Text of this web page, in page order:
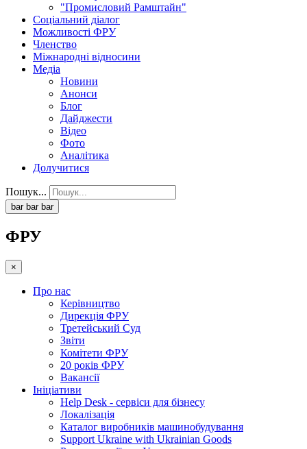
"Промисловий Рамштайн"
Соціальний діалог
Можливості ФРУ
Членство
Міжнародні відносини
Медіа
Новини
Анонси
Блог
Дайджести
Відео
Фото
Аналітика
Долучитися
Пошук...
bar bar bar
ФРУ
×
Про нас
Керівництво
Дирекція ФРУ
Третейський Суд
Звіти
Комітети ФРУ
20 років ФРУ
Вакансії
Ініціативи
Help Desk - сервіси для бізнесу
Локалізація
Каталог виробників машинобудування
Support Ukraine with Ukrainian Goods